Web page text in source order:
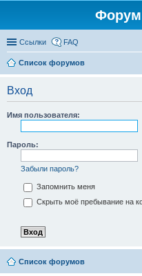
Форум
Ссылки FAQ
Список форумов
Вход
Имя пользователя:
Пароль:
Забыли пароль?
Запомнить меня
Скрыть моё пребывание на
Список форумов